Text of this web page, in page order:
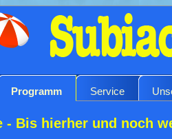
Programm Service
- Bis hierher und noch